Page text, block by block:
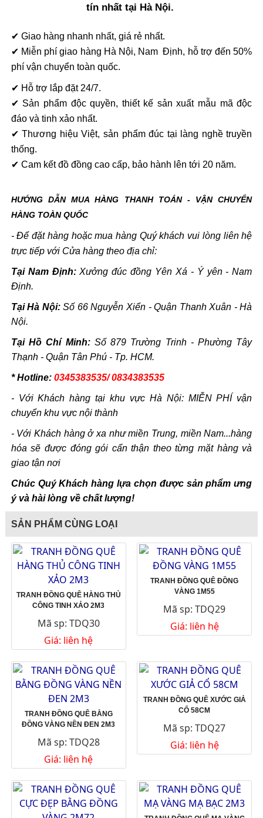
tín nhất tại Hà Nội.
✔ Giao hàng nhanh nhất, giá rẻ nhất.
✔ Miễn phí giao hàng Hà Nội, Nam Định, hỗ trợ đến 50%
phí vận chuyển toàn quốc.
✔ Hỗ trợ lắp đặt 24/7.
✔ Sản phẩm độc quyền, thiết kế sản xuất mẫu mã độc
đáo và tinh xảo nhất.
✔ Thương hiệu Việt, sản phẩm đúc tại làng nghề truyền
thống.
✔ Cam kết đồ đồng cao cấp, bảo hành lên tới 20 năm.
HƯỚNG DẪN MUA HÀNG THANH TOÁN - VẬN CHUYỂN
HÀNG TOÀN QUỐC
- Để đặt hàng hoặc mua hàng Quý khách vui lòng liên hệ
trực tiếp với Cửa hàng theo địa chỉ:
Tại Nam Định:Xưởng đúc đồng Yên Xá - Ý yên - Nam
Định.
Tại Hà Nội:Số 66 Nguyễn Xiển - Quận Thanh Xuân - Hà
Nội.
Tại Hồ Chí Minh:Số 879 Trường Trinh - Phường Tây
Thạnh - Quận Tân Phú - Tp. HCM.
* Hotline: 0345383535/ 0834383535
- Với Khách hàng tại khu vực Hà Nội: MIỄN PHÍ vận
chuyển khu vực nội thành
- Với Khách hàng ở xa như miền Trung, miền Nam...hàng
hóa sẽ được đóng gói cẩn thận theo từng mặt hàng và
giao tận nơi
Chúc Quý Khách hàng lựa chọn được sản phẩm ưng
ý và hài lòng về chất lượng!
SẢN PHẨM CÙNG LOẠI
TRANH ĐỒNG QUÊ HÀNG THỦ
CÔNG TINH XẢO 2M3
Mã sp: TDQ30
Giá: liên hệ
TRANH ĐỒNG QUÊ ĐỒNG
VÀNG 1M55
Mã sp: TDQ29
Giá: liên hệ
TRANH ĐỒNG QUÊ BẰNG
ĐỒNG VÀNG NỀN ĐEN 2M3
Mã sp: TDQ28
Giá: liên hệ
TRANH ĐỒNG QUÊ XƯỚC GIẢ
CỔ 58CM
Mã sp: TDQ27
Giá: liên hệ